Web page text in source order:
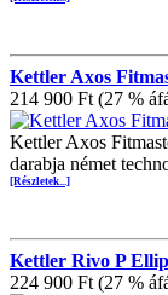
Kettler Axos
214 900 Ft (27 %
Kettler Axos
darabja német
[Részletek...]
Kettler Rivo P
224 900 Ft (27 %